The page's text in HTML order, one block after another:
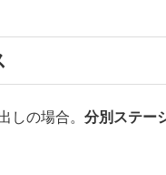
しの場合。 分別ステー